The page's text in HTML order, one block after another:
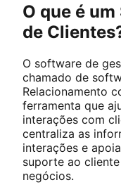
O que é
de
O software de
chamado de
Relacionamento
ferramenta que
interações com
centraliza as
interações e
suporte ao
negócios.